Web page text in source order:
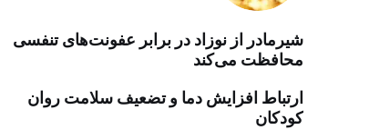
شیرمادر از نوزاد در برابر عفونت‌های تنفسی
محافظت می‌کند
ارتباط افزایش دما و تضعیف سلامت روان
کودکان